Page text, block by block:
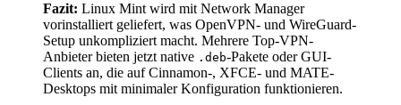
Fazit: Linux Mint wird mit Network Manager
vorinstalliert geliefert, was OpenVPN- und WireGuard-
Setup unkompliziert macht. Mehrere Top-VPN-
Anbieter bieten jetzt native .deb-Pakete oder GUI-
Clients an, die auf Cinnamon-, XFCE- und MATE-
Desktops mit minimaler Konfiguration funktionieren.